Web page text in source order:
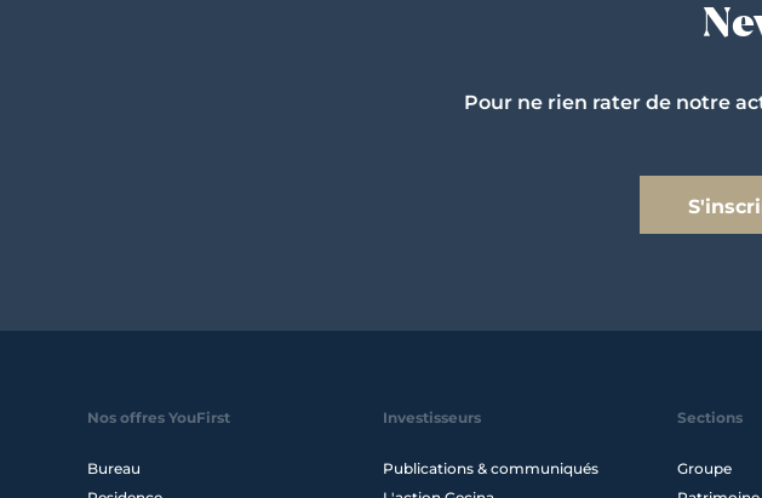
Pour ne rien rater de notre
Nos offres YouFirst
Bureau
Investisseurs
Publications & communiqués
Sections
Groupe